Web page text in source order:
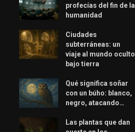
profecías del fin de la
humanidad
Ciudades
subterráneas: un
viaje al mundo oculto
bajo tierra
Qué significa soñar
con un búho: blanco,
negro, atacando…
Las plantas que dan